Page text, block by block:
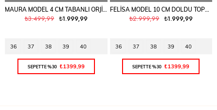
₺1.999,99
₺3.499,99
36 37 38 39 40
SEPETTE %30 ₺1399,99
FELİSA MODEL 10 CM DOLDU TOPUK YENİ SEZON SNEAKERS SPOR AYAKKABI SYH.FİLE
₺1.999,99
₺2.999,99
36 37 38 39 40
SEPETTE %30 ₺1399,99